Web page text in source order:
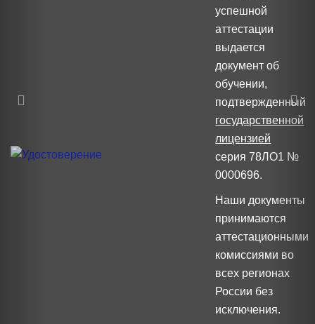
успешной
аттестации
выдается
документ об
обучении,
подтвержденный
государственной
лицензией
серия 78ЛО1 №
0000696.
Наши документы
принимаются
аттестационными
комиссиями во
всех регионах
России без
исключения.